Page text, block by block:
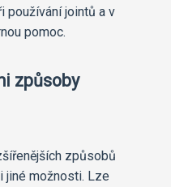
používání jointů a v
pomoc.
způsoby
způsobů
jiné možnosti. Lze